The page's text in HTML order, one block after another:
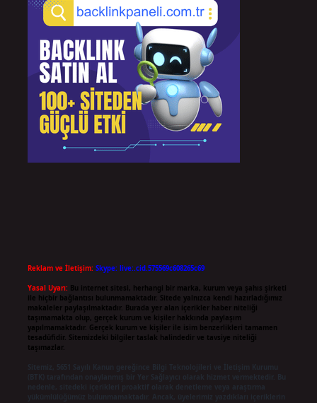
Reklam ve İletişim: Skype: live:.cid.575569c608265c69
Yasal Uyarı: Bu internet sitesi, herhangi bir marka, kurum veya şahıs şirketi
ile hiçbir bağlantısı bulunmamaktadır. Sitede yalnızca kendi hazırladığımız
makaleler paylaşılmaktadır. Burada yer alan içerikler haber niteliği
taşımamakta olup, gerçek kurum ve kişiler hakkında paylaşım
yapılmamaktadır. Gerçek kurum ve kişiler ile isim benzerlikleri tamamen
tesadüfidir. Sitemizdeki bilgiler taslak halindedir ve tavsiye niteliği
taşımazlar.
Sitemiz, 5651 Sayılı Kanun gereğince Bilgi Teknolojileri ve İletişim Kurumu
(BTK) tarafından onaylanmış bir Yer Sağlayıcı olarak hizmet vermektedir. Bu
nedenle, sitedeki içerikleri proaktif olarak denetleme veya araştırma
yükümlülüğümüz bulunmamaktadır. Ancak, üyelerimiz yazdıkları içeriklerin